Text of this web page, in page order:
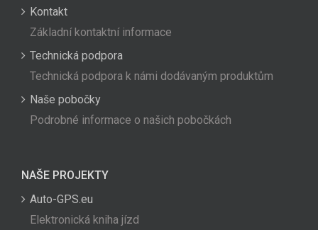
Kontakt
Základní kontaktní informace
Technická podpora
Technická podpora k námi dodávaným produktům
Naše pobočky
Podrobné informace o našich pobočkách
NAŠE PROJEKTY
Auto-GPS.eu
Elektronická kniha jízd